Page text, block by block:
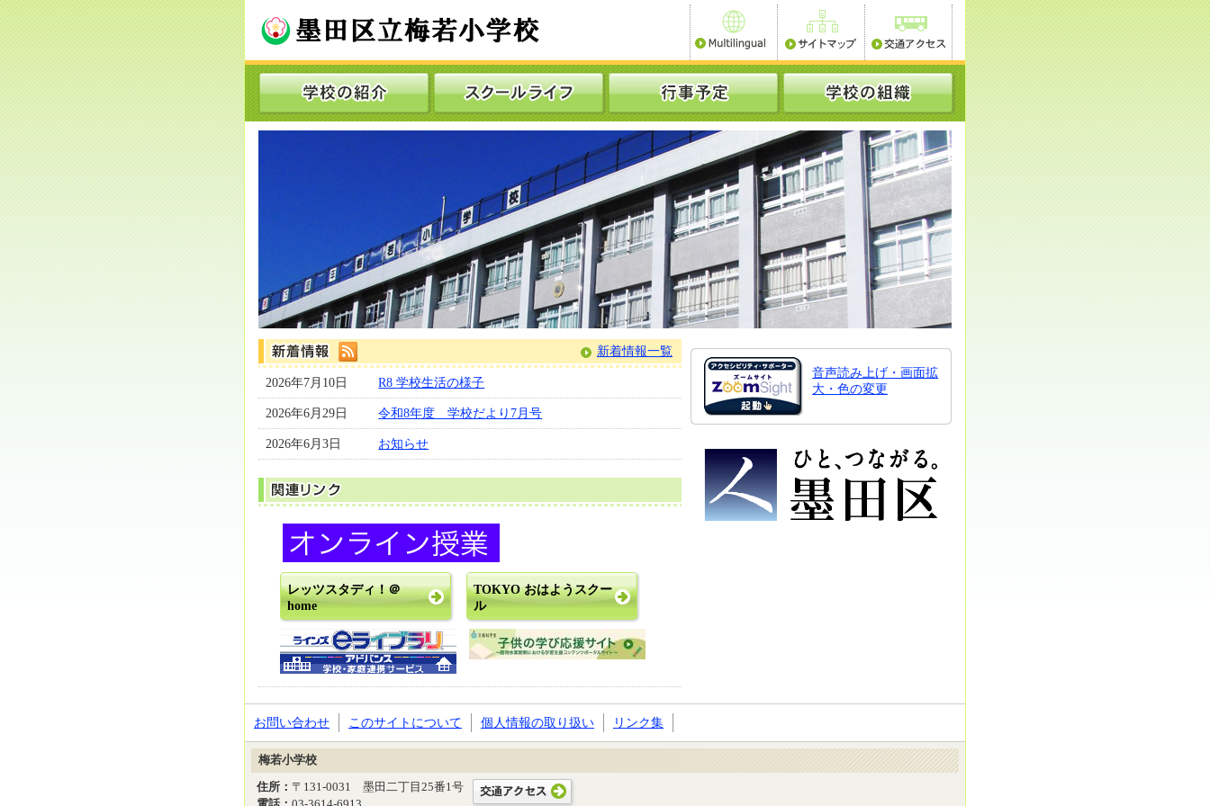
新着情報一覧
2026年7月10日 R8 学校生活の様子
2026年6月29日 令和8年度 学校だより7月号
2026年6月3日 お知らせ
レッツスタディ！＠
home
TOKYO おはようスクー
ル
音声読み上げ・画面拡
大・色の変更
お問い合わせ このサイトについて 個人情報の取り扱い リンク集
梅若小学校
住所： 〒131-0031 墨田二丁目25番1号